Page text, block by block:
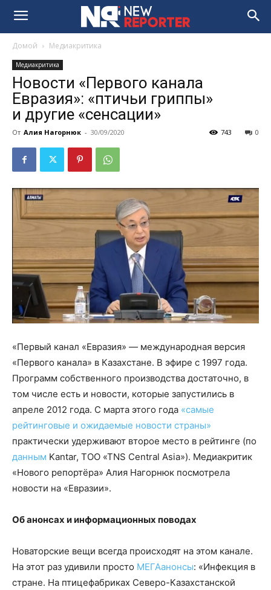
Домой Медиакритика
Медиакритика
Новости «Первого канала
Евразия»: «птичьи гриппы»
и другие «сенсации»
От Алия Нагорнюк - 30/09/2020 0
743
«Первый канал «Евразия» — международная версия
«Первого канала» в Казахстане. В эфире с 1997 года.
Программ собственного производства достаточно, в
том числе есть и новости, которые запустились в
апреле 2012 года. С марта этого года «самые
рейтинговые и ожидаемые новости страны»
практически удерживают второе место в рейтинге (по
данным Kantar, TOO «TNS Central Asia»). Медиакритик
«Нового репортёра» Алия Нагорнюк посмотрела
новости на «Евразии».
Об анонсах и информационных поводах
Новаторские вещи всегда происходят на этом канале.
На этот раз удивили просто МЕГАанонсы: «Инфекция в
стране. На птицефабриках Северо-Казахстанской